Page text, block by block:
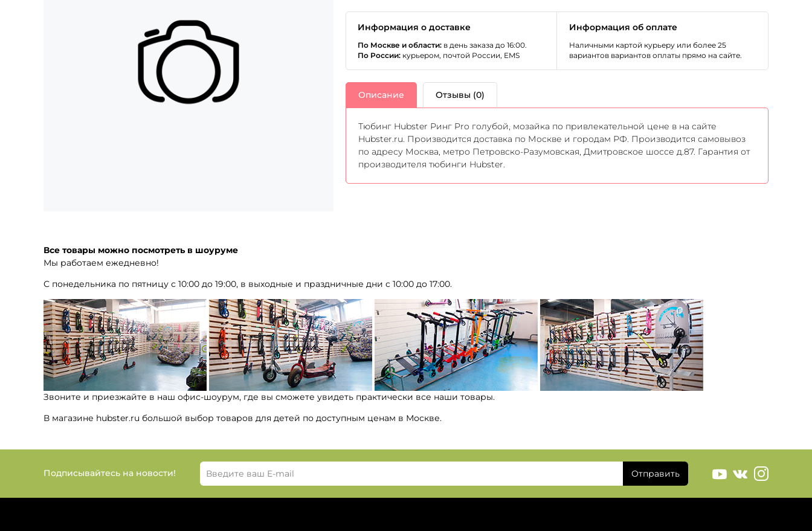
Информация о доставке
По Москве и области: в день заказа до 16:00.
По России: курьером, почтой России, EMS
Информация об оплате
Наличными картой курьеру или более 25
вариантов вариантов оплаты прямо на сайте.
Описание Отзывы (0)
Тюбинг Hubster Ринг Pro голубой, мозайка по привлекательной цене в на сайте
Hubster.ru. Производится доставка по Москве и городам РФ. Производится самовывоз
по адресу Москва, метро Петровско-Разумовская, Дмитровское шоссе д.87. Гарантия от
производителя тюбинги Hubster.
Все товары можно посмотреть в шоуруме
Мы работаем ежедневно!
С понедельника по пятницу с 10:00 до 19:00, в выходные и праздничные дни с 10:00 до 17:00.
Звоните и приезжайте в наш офис-шоурум, где вы сможете увидеть практически все наши товары.
В магазине hubster.ru большой выбор товаров для детей по доступным ценам в Москве.
Подписывайтесь на новости! Отправить